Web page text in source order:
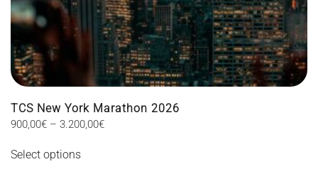
TCS New York Marathon 2026
900,00€ – 3.200,00€Price
Select optionsproduct